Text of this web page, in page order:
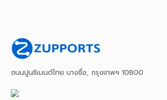
ถนนปูนซิเมนต์ไทย บางซื่อ, กรุงเทพฯ 10800